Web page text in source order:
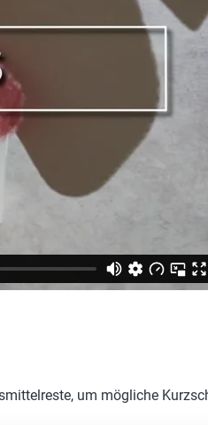
um mögliche